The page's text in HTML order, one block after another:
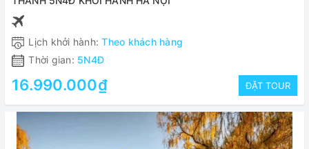
Lịch khởi hành:Theo khách hàng
Thời gian: 5N4Đ
16.990.000₫ ĐẶT TOUR